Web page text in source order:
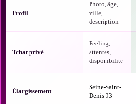
Profil
Photo, âge,
ville,
description
Tchat privé
Feeling,
attentes,
disponibilité
Élargissement
Seine-Saint-
Denis 93